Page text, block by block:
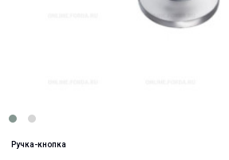
Ручка-кнопка